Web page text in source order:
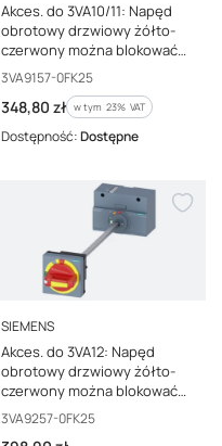
Akces. do 3VA10/11: Napęd
obrotowy drzwiowy żółto-
czerwony można blokować
kłódką wałek 300mm
pokrętło IP65 3VA9157-0FK25
Kod producenta
3VA9157-0FK25
Cena brutto
348,80 zł w tym %s VAT
w tym 23% VAT
Dostępność:Dostępne
PRODUCENT
SIEMENS
Akces. do 3VA12: Napęd
obrotowy drzwiowy żółto-
czerwony można blokować
kłódką wałek 300mm
pokrętło IP65 3VA9257-
Kod producenta
3VA9257-0FK25